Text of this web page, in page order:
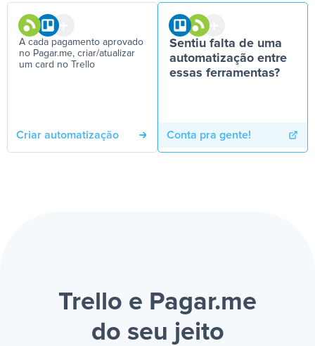
A cada pagamento aprovado
no Pagar.me, criar/atualizar
um card no Trello
Criar automatização
Sentiu falta de uma
automatização entre
essas ferramentas?
Conta pra gente!
Trello e Pagar.me
do seu jeito